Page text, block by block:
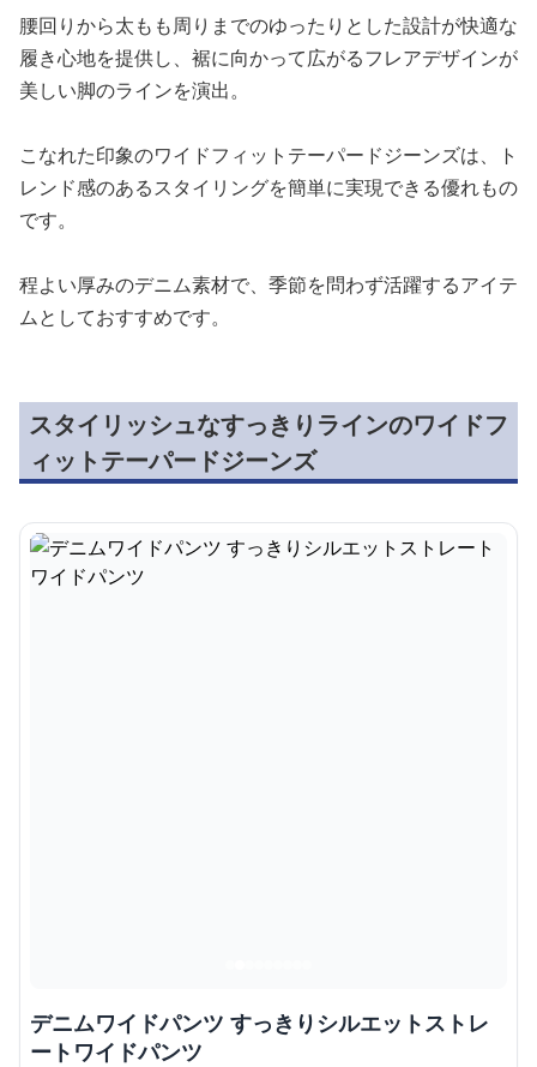
腰回りから太もも周りまでのゆったりとした設計が快適な
履き心地を提供し、裾に向かって広がるフレアデザインが
美しい脚のラインを演出。
こなれた印象のワイドフィットテーパードジーンズは、ト
レンド感のあるスタイリングを簡単に実現できる優れもの
です。
程よい厚みのデニム素材で、季節を問わず活躍するアイテ
ムとしておすすめです。
スタイリッシュなすっきりラインのワイドフ
ィットテーパードジーンズ
デニムワイドパンツ すっきりシルエットストレ
ートワイドパンツ